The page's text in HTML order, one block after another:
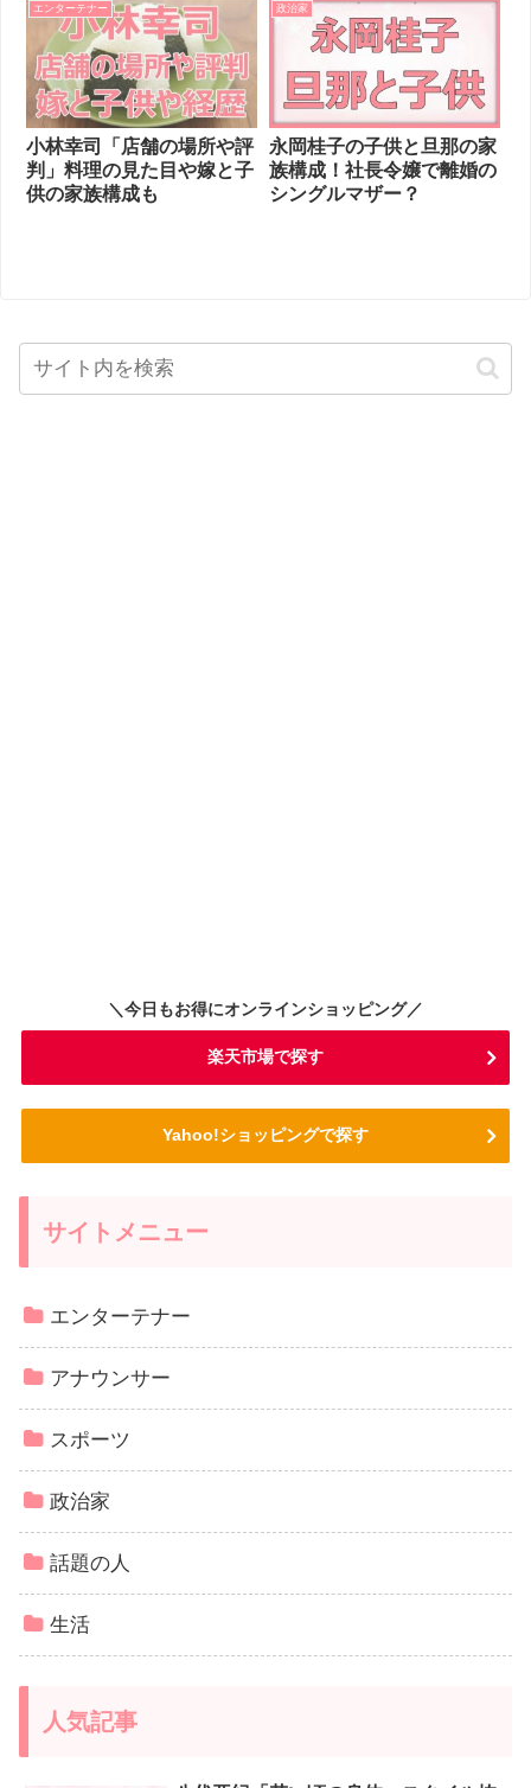
エンターテナー
小林幸司「店舗の場所や評
判」料理の見た目や嫁と子
供の家族構成も
政治家
永岡桂子の子供と旦那の家
族構成！社長令嬢で離婚の
シングルマザー？
＼今日もお得にオンラインショッピング／
楽天市場で探す
Yahoo!ショッピングで探す
サイトメニュー
エンターテナー
アナウンサー
スポーツ
政治家
話題の人
生活
人気記事